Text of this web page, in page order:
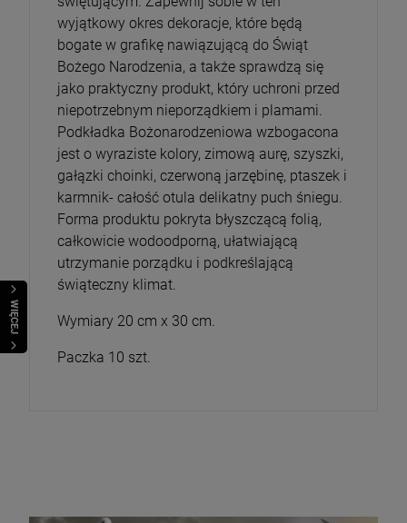
WIĘCEJ
wyjątkowy okres dekoracje, które będą
bogate w grafikę nawiązującą do Świąt
Bożego Narodzenia, a także sprawdzą się
jako praktyczny produkt, który uchroni przed
niepotrzebnym nieporządkiem i plamami.
Podkładka Bożonarodzeniowa wzbogacona
jest o wyraziste kolory, zimową aurę, szyszki,
gałązki choinki, czerwoną jarzębinę, ptaszek i
karmnik- całość otula delikatny puch śniegu.
Forma produktu pokryta błyszczącą folią,
całkowicie wodoodporną, ułatwiającą
utrzymanie porządku i podkreślającą
świąteczny klimat.
Wymiary 20 cm x 30 cm.
Paczka 10 szt.